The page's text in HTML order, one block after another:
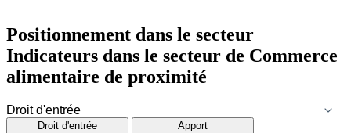
Positionnement dans le secteur
Indicateurs dans le secteur de Commerce
alimentaire de proximité
Droit d'entrée Apport